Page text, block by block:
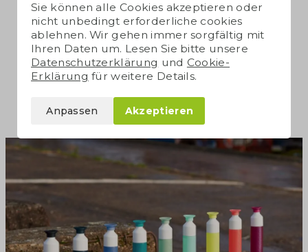
Sie können alle Cookies akzeptieren oder
nicht unbedingt erforderliche cookies
ablehnen. Wir gehen immer sorgfältig mit
Ihren Daten um. Lesen Sie bitte unsere
Datenschutzerklärung und Cookie-
Erklärung für weitere Details.
Anpassen Akzeptieren